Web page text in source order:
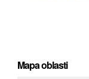
Mapa oblasti